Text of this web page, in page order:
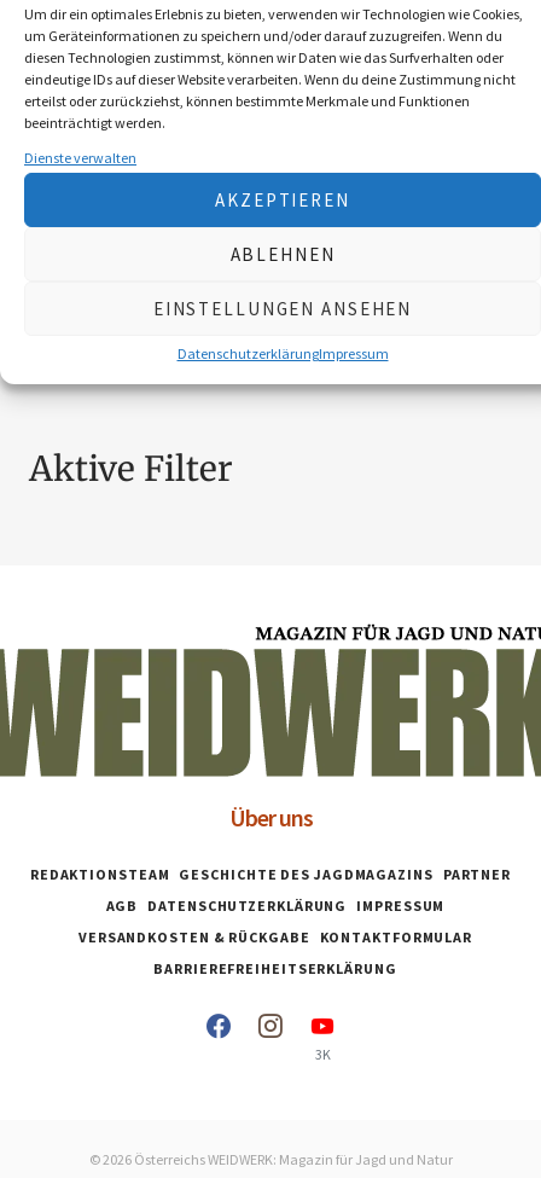
Um dir ein optimales Erlebnis zu bieten, verwenden wir Technologien wie Cookies,
um Geräteinformationen zu speichern und/oder darauf zuzugreifen. Wenn du
diesen Technologien zustimmst, können wir Daten wie das Surfverhalten oder
eindeutige IDs auf dieser Website verarbeiten. Wenn du deine Zustimmung nicht
erteilst oder zurückziehst, können bestimmte Merkmale und Funktionen
beeinträchtigt werden.
Dienste verwalten
AKZEPTIEREN
ABLEHNEN
EINSTELLUNGEN ANSEHEN
DatenschutzerklärungImpressum
ABOS
1
ACCESSOIRES
5
BEKLEIDUNG
10
BROSCHÜREN
SCHILDER NÖ-JAGDVERBAND
6
Nach Preis filtern
Aktive Filter
Über uns
REDAKTIONSTEAM GESCHICHTE DES JAGDMAGAZINS
PARTNER
AGB
DATENSCHUTZERKLÄRUNG
IMPRESSUM
VERSANDKOSTEN & RÜCKGABE
KONTAKTFORMULAR
BARRIEREFREIHEITSERKLÄRUNG
3K
© 2026 Österreichs WEIDWERK: Magazin für Jagd und Natur